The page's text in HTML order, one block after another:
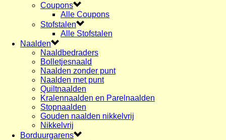
Coupons
Alle Coupons
Stofstalen
Alle Stofstalen
Naalden
Naaldbedraders
Bolletjesnaald
Naalden zonder punt
Naalden met punt
Quiltnaalden
Kralennaalden en Parelnaalden
Stopnaalden
Gouden naalden nikkelvrij
Nikkelvrij
Borduurgarens